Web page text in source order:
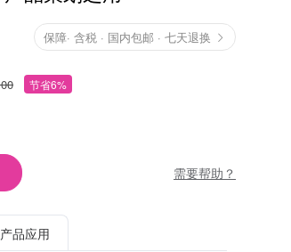
保障· 含税 · 国内包邮 · 七天退换
节省6%
需要帮助？
产品应用